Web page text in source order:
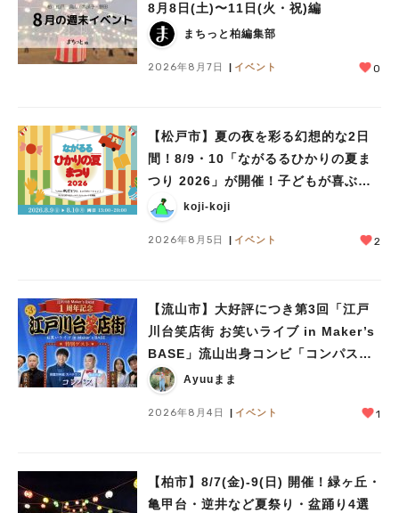
8月8日(土)〜11日(火・祝)編
まちっと柏編集部
2026年8月7日 イベント 0
【松戸市】夏の夜を彩る幻想的な2日
間！8/9・10「ながるるひかりの夏ま
つり 2026」が開催！子どもが喜ぶワ
ークショップや限定ヒーローショーも
koji-koji
2026年8月5日 イベント 2
【流山市】大好評につき第3回「江戸
川台笑店街 お笑いライブ in Maker’s
BASE」流山出身コンビ「コンパス」
も登場！8/23（日）
Ayuuまま
2026年8月4日 イベント 1
【柏市】8/7(金)‐9(日) 開催！緑ヶ丘・
亀甲台・逆井など夏祭り・盆踊り4選